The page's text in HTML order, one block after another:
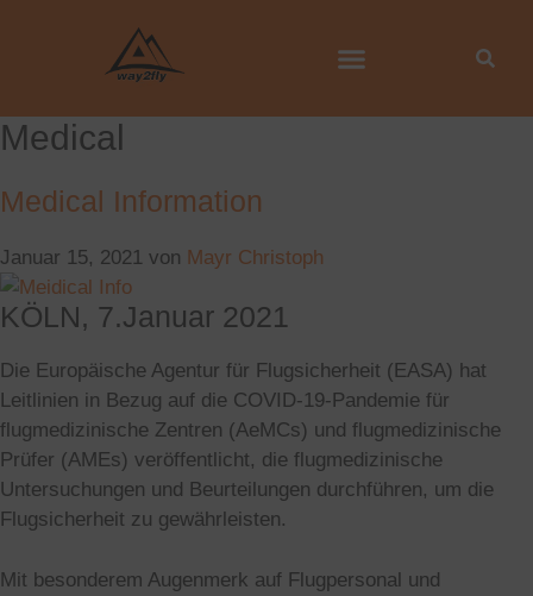
Medical
Medical Information
Januar 15, 2021 von Mayr Christoph
KÖLN, 7.Januar 2021
Die Europäische Agentur für Flugsicherheit (EASA) hat
Leitlinien in Bezug auf die COVID-19-Pandemie für
flugmedizinische Zentren (AeMCs) und flugmedizinische
Prüfer (AMEs) veröffentlicht, die flugmedizinische
Untersuchungen und Beurteilungen durchführen, um die
Flugsicherheit zu gewährleisten.
Mit besonderem Augenmerk auf Flugpersonal und